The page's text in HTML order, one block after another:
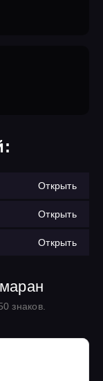
Открыть
Открыть
Открыть
знаков.